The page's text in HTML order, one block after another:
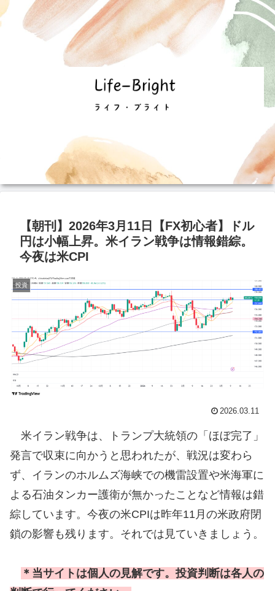
【朝刊】2026年3月11日【FX初心者】ドル
円は小幅上昇。米イラン戦争は情報錯綜。
今夜は米CPI
投資
2026.03.11
米イラン戦争は、トランプ大統領の「ほぼ完了」
発言で収束に向かうと思われたが、戦況は変わら
ず、イランのホルムズ海峡での機雷設置や米海軍に
よる石油タンカー護衛が無かったことなど情報は錯
綜しています。今夜の米CPIは昨年11月の米政府閉
鎖の影響も残ります。それでは見ていきましょう。
＊当サイトは個人の見解です。投資判断は各人の